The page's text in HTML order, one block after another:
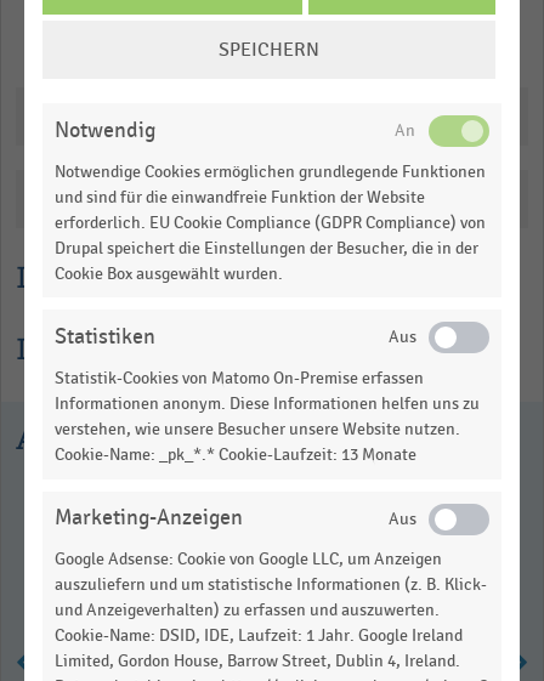
Lesehilfe
Informationen zur Statistik
Katalogisierung
Ausgewählte Statistiken
SPEICHERN
Notwendig
Notwendige Cookies ermöglichen grundlegende Funktionen
und sind für die einwandfreie Funktion der Website
erforderlich. EU Cookie Compliance (GDPR Compliance) von
Drupal speichert die Einstellungen der Besucher, die in der
Cookie Box ausgewählt wurden.
Statistiken
Statistik-Cookies von Matomo On-Premise erfassen
Informationen anonym. Diese Informationen helfen uns zu
verstehen, wie unsere Besucher unsere Website nutzen.
Cookie-Name: _pk_*.* Cookie-Laufzeit: 13 Monate
Marketing-Anzeigen
Google Adsense: Cookie von Google LLC, um Anzeigen
auszuliefern und um statistische Informationen (z. B. Klick-
und Anzeigeverhalten) zu erfassen und auszuwerten.
Cookie-Name: DSID, IDE, Laufzeit: 1 Jahr. Google Ireland
Limited, Gordon House, Barrow Street, Dublin 4, Ireland.